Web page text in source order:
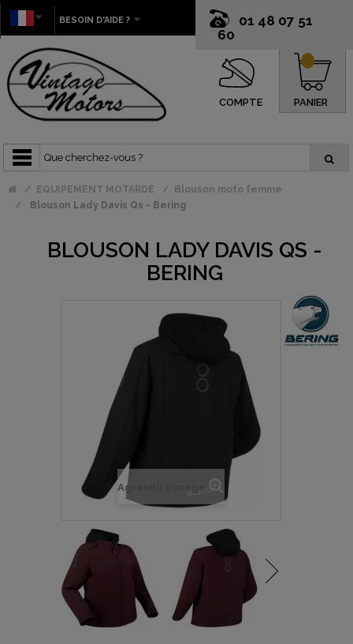
01 48 07 51
60
BESOIN D'AIDE ?
COMPTE PANIER
0
EQUIPEMENT MOTARDE
Blouson moto femme
Blouson Lady Davis Qs - Bering
BLOUSON LADY DAVIS QS -
BERING
Agrandir l'image